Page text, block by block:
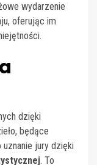
wydarzenie
oferując im
dzięki
będące
jury dzięki
. To